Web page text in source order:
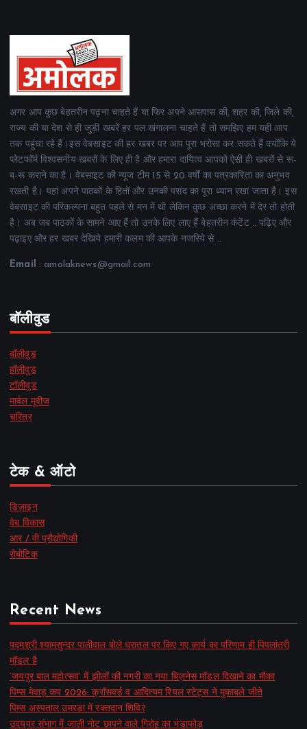
अगर आप कुछ बेहतरीन पढ़ना चाहते हैं या फिर अपने आसपास की, शहर की, जिले की,
राज्य की या देश से ही जुड़ी खबरें हर पल खंगालना चाहते हैं तो समझिए हम यही आप
तक पहुंचा रहे हैं।इस वेबसाइट की हर खबर पर आप पूरा भरोसा कर सकते हैं क्योंकि ये
प्लेटफॉर्म विश्वसनीय खबरों के लिए ही है और हमारा दायित्व आपको ऐसी ही खबरों से रू-
ब-रू कराने का है। वेबसाइट की न्यूज टीम 15 से 20 वर्षों का पत्रकारिता का अनुभव
रखती है। यहां अपने पाठकों के हितों और उनकी पसंद का पूरा ध्यान रखा जाता है। इस
वेबसाइट की परिकल्पना बहुत पहले से मन में थी लेकिन कुछ अच्छा करने में देर तो होती
है। अब जब पाठकों के सामने आए हैं तो उनके लिए लाए हैं बेहतरीन कंटेंट .. पढ़िए और
पढ़ाइए और हर खबर देखिये हमारी कलम की आपके नजरिये से ..
Email : amolaknews@gmail.com
बॉलीवुड
बॉलीवुड
हॉलीवुड
टॉलीवुड
मार्वल मूवीज
चरित्र
टेक & ऑटो
डिज़ाइन
वेब विकास
आर / वी प्रौद्योगिकी
रोबोटिक
Recent News
पद्मश्री श्यामसुन्दर पालीवाल बोले धरातल पर किए गए कार्य का परिणाम ही पिपलांत्री
मॉडल है
‘जयपुर बाल महोत्सव’ में झीलों की नगरी का नया बिज़नेस मॉडल दिखाने का मौका
पिम्स मेवाड़ कप 2026: क्रॉसवर्ड व आदित्यम रियल स्टेट्स ने मुकाबले जीते
पिम्स अस्पताल उमरडा में रक्तदान शिविर
उदयपुर संभाग में जाली नोट छापने वाले गिरोह का भंडाफोड़